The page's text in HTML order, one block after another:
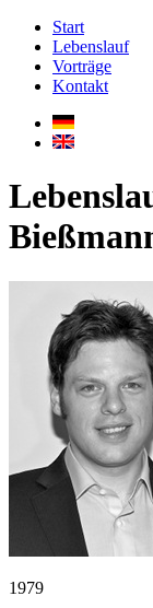
Start
Lebenslauf
Vorträge
Kontakt
1979